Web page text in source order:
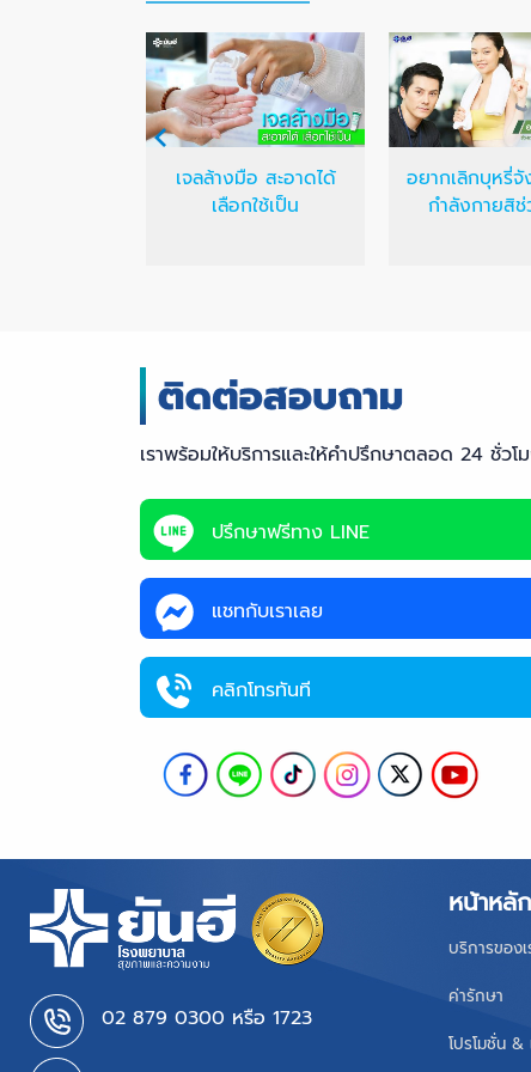
เจลล้างมือ สะอาดได้
เลือกใช้เป็น
อยากเลิกบุหรี่จั
กำลังกายสิช่
เราพร้อมให้บริการและให้คำปรึกษาตลอด 24 ชั่วโ
ปรึกษาฟรีทาง LINE
แชทกับเราเลย
คลิกโทรทันที
02 879 0300 หรือ 1723
หน้าหลัก
บริการของเ
ค่ารักษา
โปรโมชั่น